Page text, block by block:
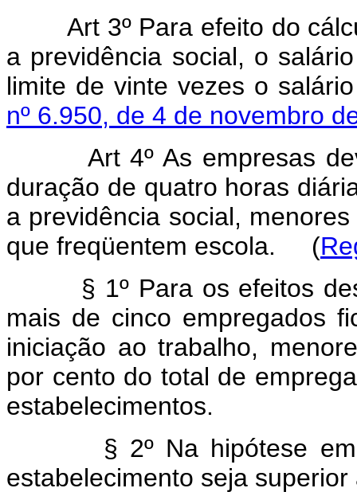
Art 3º Para efeito do
a previdência social, o
limite de vinte vezes o
nº 6.950, de 4 de novembro
Art 4º As empresas
duração de quatro horas
a previdência social,
que freqüentem escola. (
§ 1º Para os efeitos
mais de cinco empregados
iniciação ao trabalho,
por cento do total de
estabelecimentos.
§ 2º Na hipótese em
estabelecimento seja